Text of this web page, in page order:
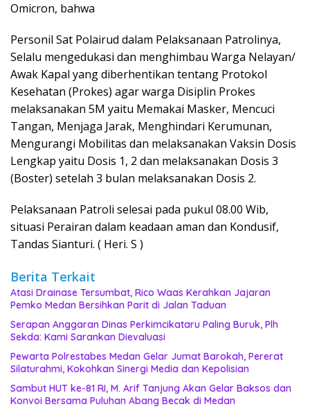
Omicron, bahwa
Personil Sat Polairud dalam Pelaksanaan Patrolinya,
Selalu mengedukasi dan menghimbau Warga Nelayan/
Awak Kapal yang diberhentikan tentang Protokol
Kesehatan (Prokes) agar warga Disiplin Prokes
melaksanakan 5M yaitu Memakai Masker, Mencuci
Tangan, Menjaga Jarak, Menghindari Kerumunan,
Mengurangi Mobilitas dan melaksanakan Vaksin Dosis
Lengkap yaitu Dosis 1, 2 dan melaksanakan Dosis 3
(Boster) setelah 3 bulan melaksanakan Dosis 2.
Pelaksanaan Patroli selesai pada pukul 08.00 Wib,
situasi Perairan dalam keadaan aman dan Kondusif,
Tandas Sianturi. ( Heri. S )
Berita Terkait
Atasi Drainase Tersumbat, Rico Waas Kerahkan Jajaran
Pemko Medan Bersihkan Parit di Jalan Taduan
Serapan Anggaran Dinas Perkimcikataru Paling Buruk, Plh
Sekda: Kami Sarankan Dievaluasi
Pewarta Polrestabes Medan Gelar Jumat Barokah, Pererat
Silaturahmi, Kokohkan Sinergi Media dan Kepolisian
‎Sambut HUT ke-81 RI, M. Arif Tanjung Akan Gelar Baksos dan
Konvoi Bersama Puluhan Abang Becak di Medan